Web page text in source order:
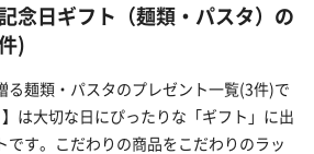
念日ギフト（麺類・パスタ）の
)
る麺類・パスタのプレゼント一覧(3件)で
は大切な日にぴったりな「ギフト」に出
です。こだわりの商品をこだわりのラッ